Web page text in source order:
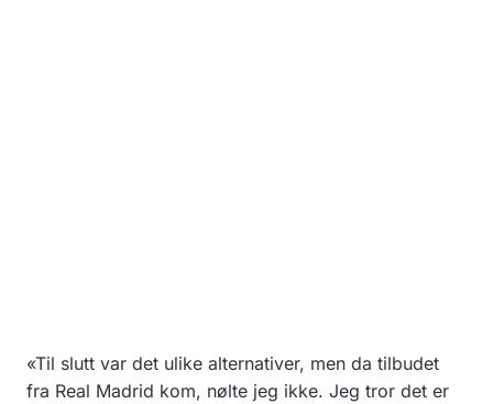
«Til slutt var det ulike alternativer, men da tilbudet
fra Real Madrid kom, nølte jeg ikke. Jeg tror det er